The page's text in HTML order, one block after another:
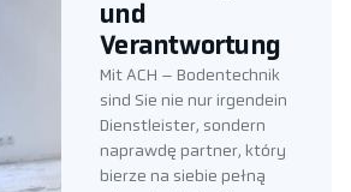
und
Verantwortung
Mit ACH – Bodentechnik
sind Sie nie nur irgendein
Dienstleister, sondern
naprawdę partner, który
bierze na siebie pełną